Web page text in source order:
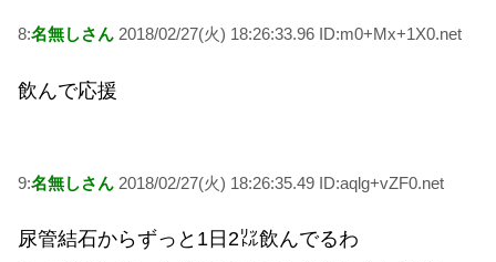
8:名無しさん 2018/02/27(火) 18:26:33.96 ID:m0+Mx+1X0.net
飲んで応援
9:名無しさん 2018/02/27(火) 18:26:35.49 ID:aqlg+vZF0.net
尿管結石からずっと1日2㍑飲んでるわ